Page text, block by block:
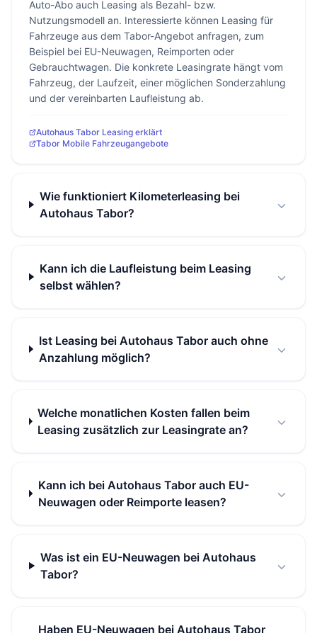
Auto-Abo auch Leasing als Bezahl- bzw.
Nutzungsmodell an. Interessierte können Leasing für
Fahrzeuge aus dem Tabor-Angebot anfragen, zum
Beispiel bei EU-Neuwagen, Reimporten oder
Gebrauchtwagen. Die konkrete Leasingrate hängt vom
Fahrzeug, der Laufzeit, einer möglichen Sonderzahlung
und der vereinbarten Laufleistung ab.
Autohaus Tabor Leasing erklärt
Tabor Mobile Fahrzeugangebote
Wie funktioniert Kilometerleasing bei
Autohaus Tabor?
Kann ich die Laufleistung beim Leasing
selbst wählen?
Ist Leasing bei Autohaus Tabor auch ohne
Anzahlung möglich?
Welche monatlichen Kosten fallen beim
Leasing zusätzlich zur Leasingrate an?
Kann ich bei Autohaus Tabor auch EU-
Neuwagen oder Reimporte leasen?
Was ist ein EU-Neuwagen bei Autohaus
Tabor?
Haben EU-Neuwagen bei Autohaus Tabor